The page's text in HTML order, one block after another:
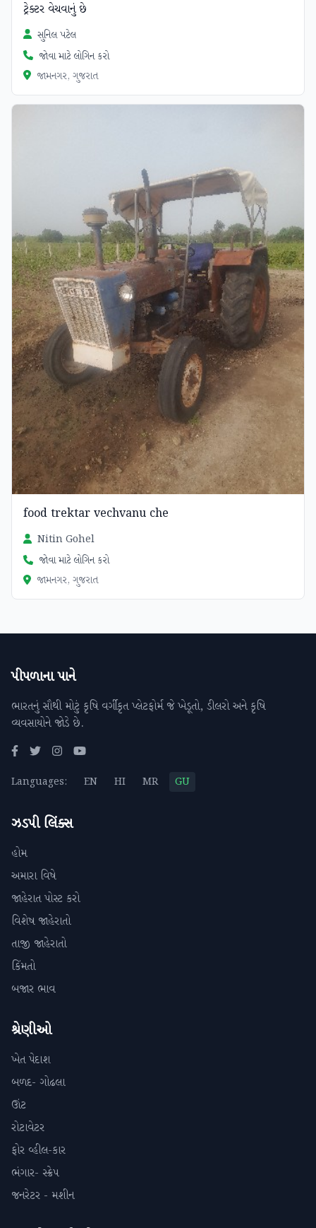
ટ્રેક્ટર વેચવાનું છે
સુનિલ પટેલ
જોવા માટે લોગિન કરો
જામનગર, ગુજરાત
food trektar vechvanu che
Nitin Gohel
જોવા માટે લોગિન કરો
જામનગર, ગુજરાત
પીપળાના પાને
ભારતનું સૌથી મોટું કૃષિ વર્ગીકૃત પ્લેટફોર્મ જે ખેડૂતો, ડીલરો અને કૃષિ
વ્યવસાયોને જોડે છે.
Languages: EN HI MR GU
ઝડપી લિંક્સ
હોમ
અમારા વિષે
જાહેરાત પોસ્ટ કરો
વિશેષ જાહેરાતો
તાજી જાહેરાતો
કિંમતો
બજાર ભાવ
શ્રેણીઓ
ખેત પેદાશ
બળદ- ગોઢલા
ઊંટ
રોટાવેટર
ફોર વ્હીલ-કાર
ભંગાર- સ્ક્રેપ
જનરેટર - મશીન